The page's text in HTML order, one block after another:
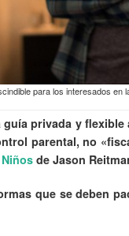
para los interesados en
privada y
parental, no
de Jason
que se deben